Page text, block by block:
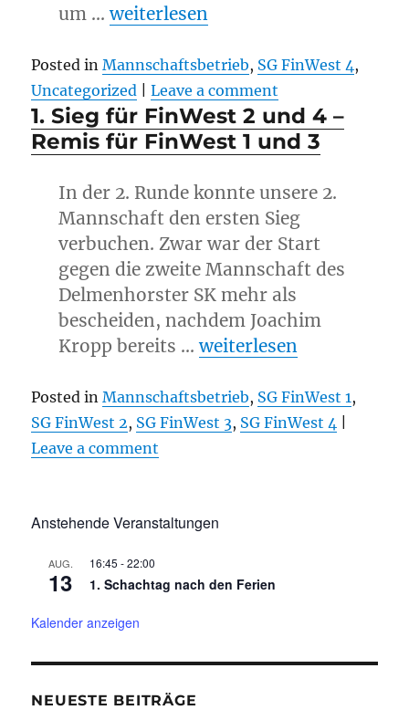
um …„FinWest 4 verliert deutlich
weiterlesen
Posted in Mannschaftsbetrieb, SG FinWest 4,
Uncategorized
Leave a comment
1. Sieg für FinWest 2 und 4 –
Remis für FinWest 1 und 3
In der 2. Runde konnte unsere 2.
Mannschaft den ersten Sieg
verbuchen. Zwar war der Start
gegen die zweite Mannschaft des
Delmenhorster SK mehr als
bescheiden, nachdem Joachim
Kropp bereits …„1. Sieg für FinWest 2
weiterlesen
Posted in Mannschaftsbetrieb, SG FinWest 1,
SG FinWest 2, SG FinWest 3, SG FinWest 4
Leave a comment
Anstehende Veranstaltungen
AUG.
13
16:45 -22:00
1. Schachtag nach den Ferien
Kalender anzeigen
NEUESTE BEITRÄGE